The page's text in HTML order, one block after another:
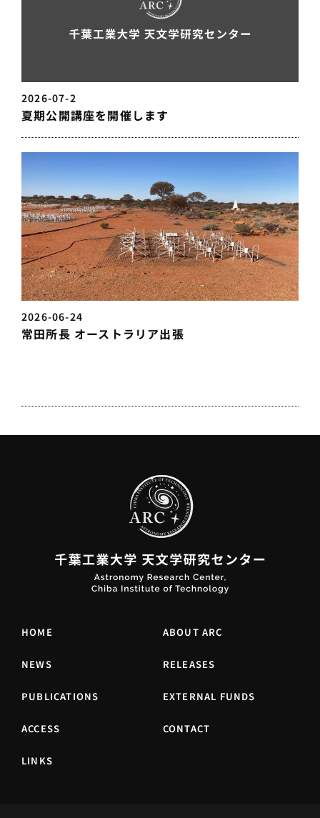
2026-07-2
夏期公開講座を開催します
2026-06-24
常田所長 オーストラリア出張
HOME ABOUT ARC
NEWS RELEASES
PUBLICATIONS EXTERNAL FUNDS
ACCESS CONTACT
LINKS